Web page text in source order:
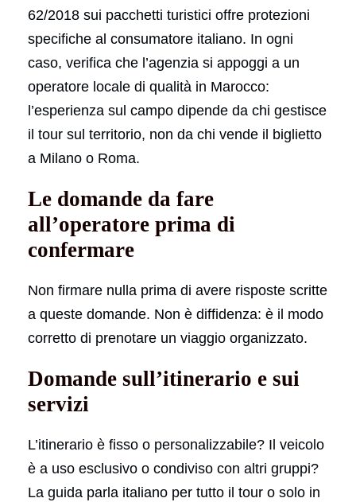
62/2018 sui pacchetti turistici offre protezioni
specifiche al consumatore italiano. In ogni
caso, verifica che l’agenzia si appoggi a un
operatore locale di qualità in Marocco:
l’esperienza sul campo dipende da chi gestisce
il tour sul territorio, non da chi vende il biglietto
a Milano o Roma.
Le domande da fare
all’operatore prima di
confermare
Non firmare nulla prima di avere risposte scritte
a queste domande. Non è diffidenza: è il modo
corretto di prenotare un viaggio organizzato.
Domande sull’itinerario e sui
servizi
L’itinerario è fisso o personalizzabile? Il veicolo
è a uso esclusivo o condiviso con altri gruppi?
La guida parla italiano per tutto il tour o solo in